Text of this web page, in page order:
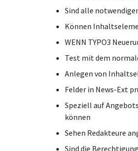
Sind alle
Können
WENN TYPO3
Test mit dem
Anlegen von
Felder in News-Ext
Speziell auf
können
Sehen Redakteure
Sind die